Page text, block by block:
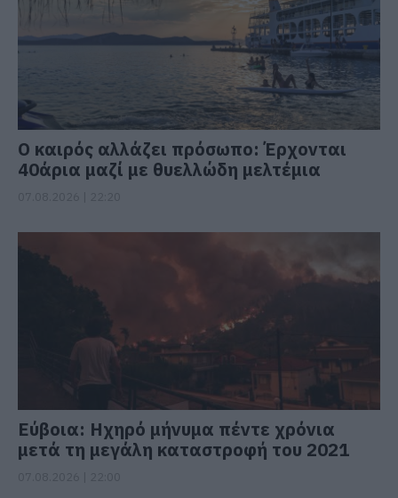
Ο καιρός αλλάζει πρόσωπο: Έρχονται
40άρια μαζί με θυελλώδη μελτέμια
Εύβοια: Ηχηρό μήνυμα πέντε χρόνια
μετά τη μεγάλη καταστροφή του 2021